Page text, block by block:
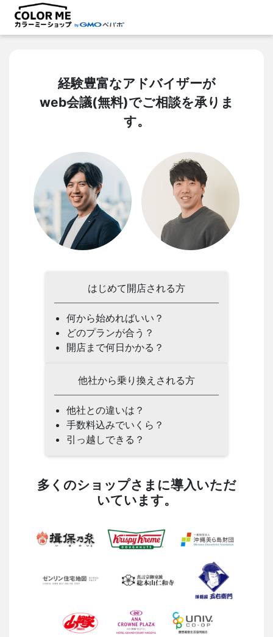
経験豊富なアドバイザーが
web会議(無料)でご相談を承りま
す。
はじめて開店される方
何から始めればいい？
どのプランが合う？
開店まで何日かかる？
他社から乗り換えされる方
他社との違いは？
手数料込みでいくら？
引っ越しできる？
多くのショップさまに導入いただ
いています。